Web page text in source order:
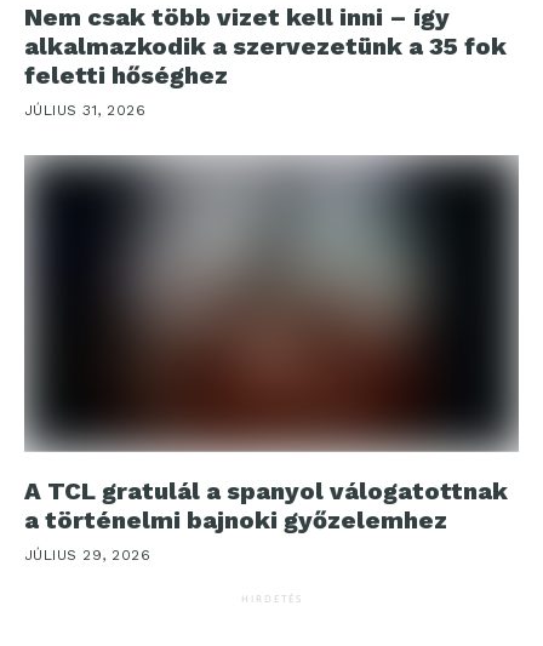
Nem csak több vizet kell inni – így
alkalmazkodik a szervezetünk a 35 fok
feletti hőséghez
JÚLIUS 31, 2026
A TCL gratulál a spanyol válogatottnak
a történelmi bajnoki győzelemhez
JÚLIUS 29, 2026
HIRDETÉS